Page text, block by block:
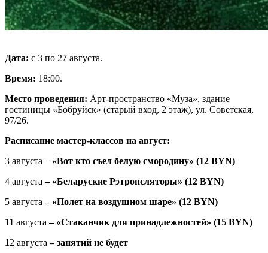
Дата: с 3 по 27 августа.
Время: 18:00.
Место проведения: Арт-пространство «Муза», здание
гостиницы «Бобруйск» (старый вход, 2 этаж), ул. Советская,
97/26.
Расписание мастер-классов на август:
3 августа – «Вот кто съел белую смородину» (12 BYN)
4 августа – «Беларуские Рэтронсляторы» (12 BYN)
5 августа – «Полет на воздушном шаре» (12 BYN)
11 августа– «Cтаканчик для принадлежностей» (15 BYN)
12 августа– занятий не будет